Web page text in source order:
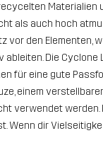
als auch hoch
vor den Elementen,
Die
für eine gute
einem
verwendet
Wenn dir